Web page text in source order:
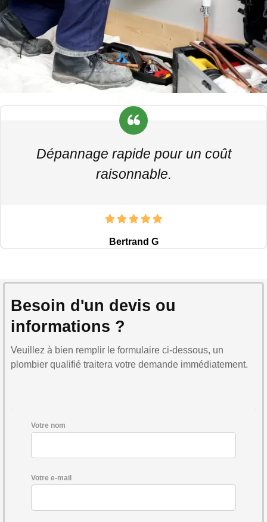
Dépannage rapide pour un coût
raisonnable.
Bertrand G
Besoin d'un devis ou
informations ?
Veuillez à bien remplir le formulaire ci-dessous, un
plombier qualifié traitera votre demande immédiatement.
Votre nom
Votre e-mail